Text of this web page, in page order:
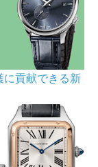
に貢献できる新